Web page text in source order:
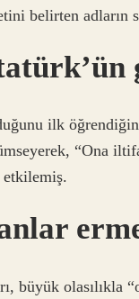
belirten adların
ilk
“Ona
etkilemiş.
büyük olasılıkla